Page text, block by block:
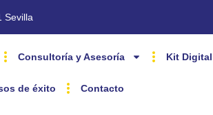
Sevilla
Consultoría y Asesoría Kit Digital
de éxito Contacto